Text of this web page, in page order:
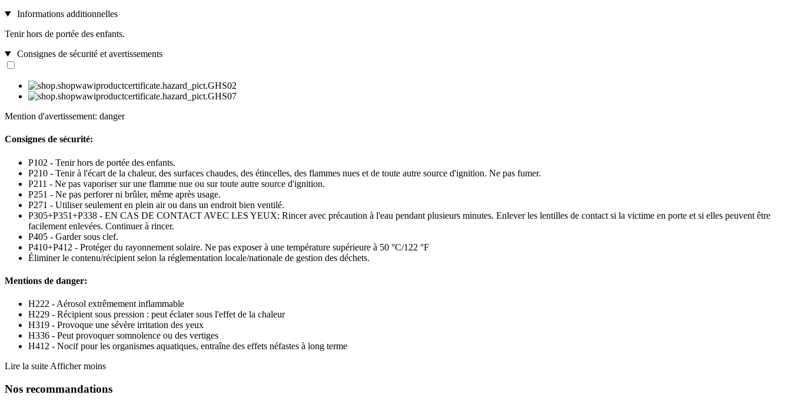
Informations additionnelles
Tenir hors de portée des enfants.
Consignes de sécurité et avertissements
Mention d'avertissement: danger
Consignes de sécurité:
P102 - Tenir hors de portée des enfants.
P210 - Tenir à l'écart de la chaleur, des surfaces chaudes, des étincelles, des flammes nues et de toute autre source d'ignition. Ne pas fumer.
P211 - Ne pas vaporiser sur une flamme nue ou sur toute autre source d'ignition.
P251 - Ne pas perforer ni brûler, même après usage.
P271 - Utiliser seulement en plein air ou dans un endroit bien ventilé.
P305+P351+P338 - EN CAS DE CONTACT AVEC LES YEUX: Rincer avec précaution à l'eau pendant plusieurs minutes. Enlever les lentilles de contact si la victime en porte et si elles peuvent être
facilement enlevées. Continuer à rincer.
P405 - Garder sous clef.
P410+P412 - Protéger du rayonnement solaire. Ne pas exposer à une température supérieure à 50 °C/122 °F
Éliminer le contenu/récipient selon la réglementation locale/nationale de gestion des déchets.
Mentions de danger:
H222 - Aérosol extrêmement inflammable
H229 - Récipient sous pression : peut éclater sous l'effet de la chaleur
H319 - Provoque une sévère irritation des yeux
H336 - Peut provoquer somnolence ou des vertiges
H412 - Nocif pour les organismes aquatiques, entraîne des effets néfastes à long terme
Lire la suite Afficher moins
Nos recommandations